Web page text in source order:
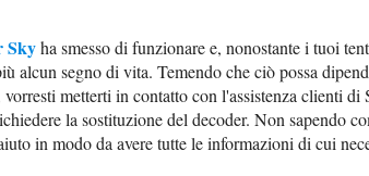
Skyha smesso di funzionare e, nonostante i tuoi
alcun segno di vita. Temendo che ciò possa
metterti in contatto con l'assistenza clienti di
la sostituzione del decoder. Non sapendo
in modo da avere tutte le informazioni di cui